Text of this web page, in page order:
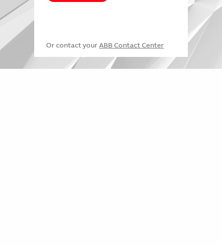
Or contact your ABB Contact Center